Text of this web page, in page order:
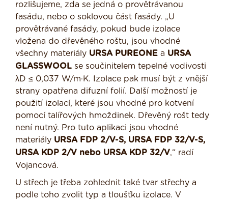
rozlišujeme, zda se jedná o provětrávanou
fasádu, nebo o soklovou část fasády. „U
provětrávané fasády, pokud bude izolace
vložena do dřevěného roštu, jsou vhodné
všechny materiály URSA PUREONE a URSA
GLASSWOOL se součinitelem tepelné vodivosti
λD ≤ 0,037 W/m·K. Izolace pak musí být z vnější
strany opatřena difuzní folií. Další možností je
použití izolací, které jsou vhodné pro kotvení
pomocí talířových hmoždinek. Dřevěný rošt tedy
není nutný. Pro tuto aplikaci jsou vhodné
materiály URSA FDP 2/V-S, URSA FDP 32/V-S,
URSA KDP 2/V nebo URSA KDP 32/V,“ radí
Vojancová.
U střech je třeba zohlednit také tvar střechy a
podle toho zvolit typ a tloušťku izolace. V